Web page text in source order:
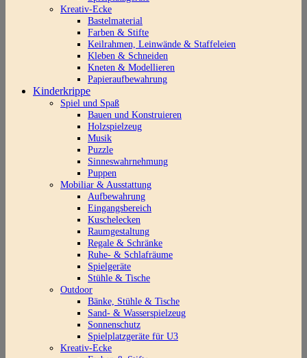
Kreativ-Ecke
Bastelmaterial
Farben & Stifte
Keilrahmen, Leinwände & Staffeleien
Kleben & Schneiden
Kneten & Modellieren
Papieraufbewahrung
Kinderkrippe
Spiel und Spaß
Bauen und Konstruieren
Holzspielzeug
Musik
Puzzle
Sinneswahrnehmung
Puppen
Mobiliar & Ausstattung
Aufbewahrung
Eingangsbereich
Kuschelecken
Raumgestaltung
Regale & Schränke
Ruhe- & Schlafräume
Spielgeräte
Stühle & Tische
Outdoor
Bänke, Stühle & Tische
Sand- & Wasserspielzeug
Sonnenschutz
Spielplatzgeräte für U3
Kreativ-Ecke